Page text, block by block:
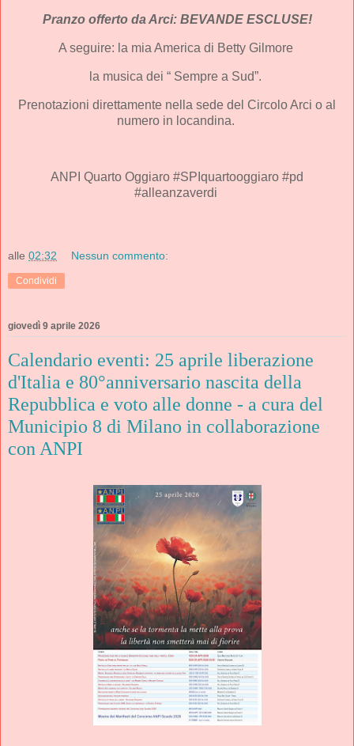
Pranzo offerto da Arci: BEVANDE ESCLUSE!
A seguire: la mia America di Betty Gilmore
la musica dei “ Sempre a Sud”.
Prenotazioni direttamente nella sede del Circolo Arci o al
numero in locandina.
ANPI Quarto Oggiaro #SPIquartooggiaro #pd
#alleanzaverdi
alle 02:32 Nessun commento:
Condividi
giovedì 9 aprile 2026
Calendario eventi: 25 aprile liberazione
d'Italia e 80°anniversario nascita della
Repubblica e voto alle donne - a cura del
Municipio 8 di Milano in collaborazione
con ANPI